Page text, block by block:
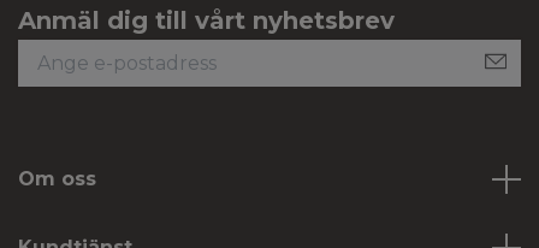
Anmäl dig till vårt nyhetsbrev
Om oss